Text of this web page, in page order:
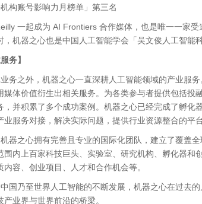
构账号影响力月榜单」第三名
一起成为 AI Frontiers 合作媒体，也是唯一一家
，机器之心也是中国人工智能学会「吴文俊人工智能
务】
务之外，机器之心一直深耕人工智能领域的产业服
媒体价值衍生出相关服务。为各类参与者提供包括
，并积累了多个成功案例。机器之心已经完成了孵化
业服务对接，解决实际问题，提供行业资源整合的平台
器之心拥有完善且专业的国际化团队，建立了覆盖
围内上百家科技巨头、实验室、研究机构、孵化器和
内容、创业项目、人才和合作机会等。
国乃至世界人工智能的不断发展，机器之心在过去
产业界与世界前沿的桥梁。